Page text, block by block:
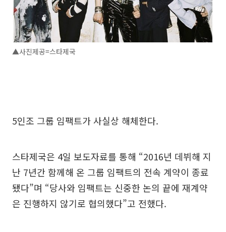
▲사진제공=스타제국
5인조 그룹 임팩트가 사실상 해체한다.
스타제국은 4일 보도자료를 통해 “2016년 데뷔해 지
난 7년간 함께해 온 그룹 임팩트의 전속 계약이 종료
됐다”며 “당사와 임팩트는 신중한 논의 끝에 재계약
은 진행하지 않기로 협의했다”고 전했다.